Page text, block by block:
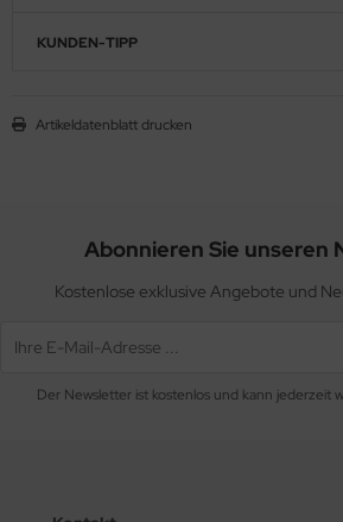
KUNDEN-TIPP
Artikeldatenblatt drucken
Abonnieren Sie unseren
Kostenlose exklusive Angebote und
Der Newsletter ist kostenlos und kann jederzeit